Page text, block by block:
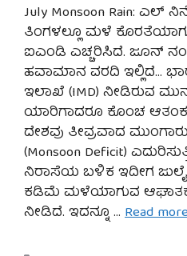
July Monsoon Rain: ಎಲ್
ತಿಂಗಳಲ್ಲೂ ಮಳೆ
ಐಎಂಡಿ ಎಚ್ಚರಿಸಿದೆ. ಜೂನ್
ಹವಾಮಾನ ವರದಿ ಇಲ್ಲಿದೆ…
ಇಲಾಖೆ (IMD) ನೀಡಿರುವ
ಯಾರಿಗಾದರೂ ಕೊಂಚ
ದೇಶವು ತೀವ್ರವಾದ
(Monsoon Deficit)
ನಿರಾಸೆಯ ಬಳಿಕ ಇದೀಗ
ಕಡಿಮೆ ಮಳೆಯಾಗುವ
ನೀಡಿದೆ. ಇದನ್ನೂ … Read